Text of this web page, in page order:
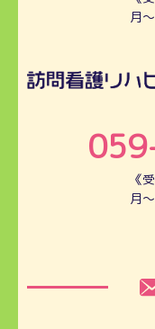
月
《
月